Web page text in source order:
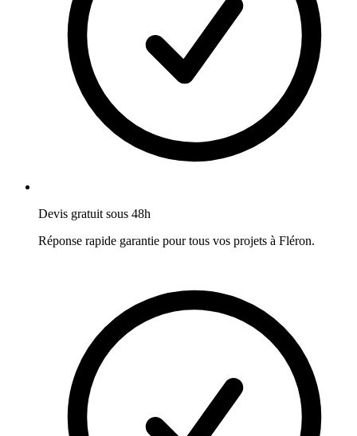
Devis gratuit sous 48h
Réponse rapide garantie pour tous vos projets à Fléron.